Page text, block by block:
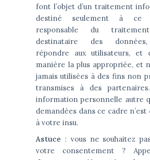
font l’objet d’un traitement
destiné seulement à
responsable du
destinataire des
répondre aux utilisateurs, et
manière la plus appropriée, et
jamais utilisées à des fins non
transmises à des
information personnelle autre
demandées dans ce cadre
à votre insu.
Astuce : vous ne souhaitez
votre consentement ?